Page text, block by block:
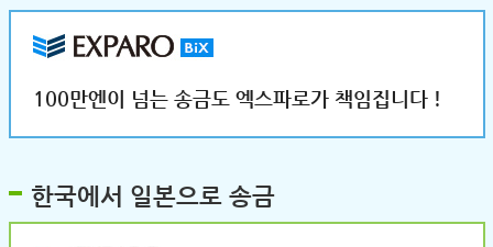
100만엔이 넘는 송금도 엑스파로가 책임집니다！
한국에서 일본으로 송금